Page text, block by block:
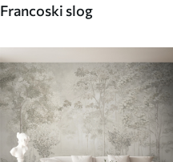
Francoski slog